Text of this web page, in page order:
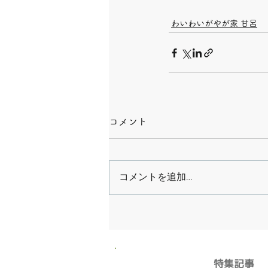
わいわいがやが家 甘呂
コメント
コメントを追加…
​特集記事